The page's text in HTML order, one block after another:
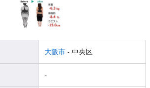
大阪市 - 中央区
-